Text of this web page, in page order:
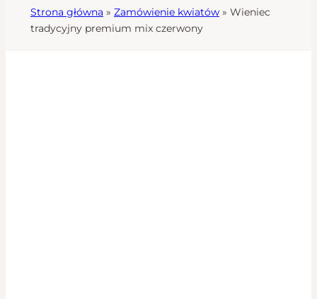
Strona główna » Zamówienie kwiatów » Wieniec
tradycyjny premium mix czerwony